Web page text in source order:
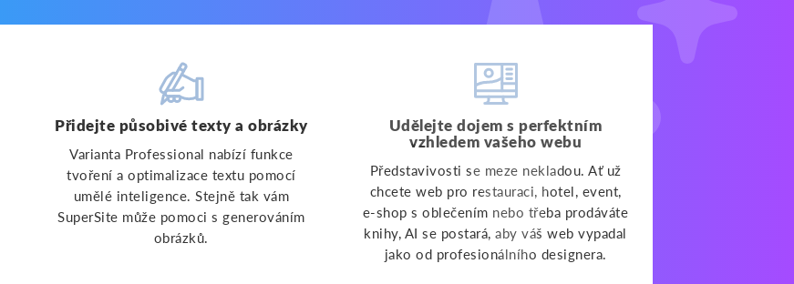
Přidejte působivé texty a obrázky
Varianta Professional nabízí funkce
tvoření a optimalizace textu pomocí
umělé inteligence. Stejně tak vám
SuperSite může pomoci s generováním
obrázků.
Udělejte dojem s perfektním
vzhledem vašeho webu
Představivosti se meze nekladou. Ať už
chcete web pro restauraci, hotel, event,
e-shop s oblečením nebo třeba prodáváte
knihy, AI se postará, aby váš web vypadal
jako od profesionálního designera.